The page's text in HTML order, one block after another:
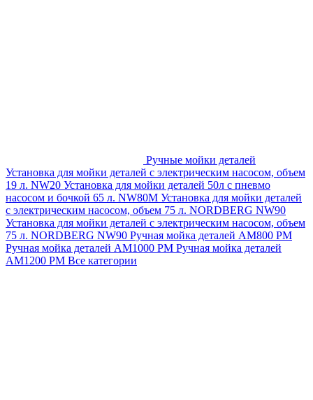
Ручные мойки деталей
Установка для мойки деталей с электрическим насосом, объем
19 л. NW20 Установка для мойки деталей 50л с пневмо
насосом и бочкой 65 л. NW80M Установка для мойки деталей
с электрическим насосом, объем 75 л. NORDBERG NW90
Установка для мойки деталей с электрическим насосом, объем
75 л. NORDBERG NW90 Ручная мойка деталей АМ800 РМ
Ручная мойка деталей АМ1000 РМ Ручная мойка деталей
АМ1200 РМ Все категории